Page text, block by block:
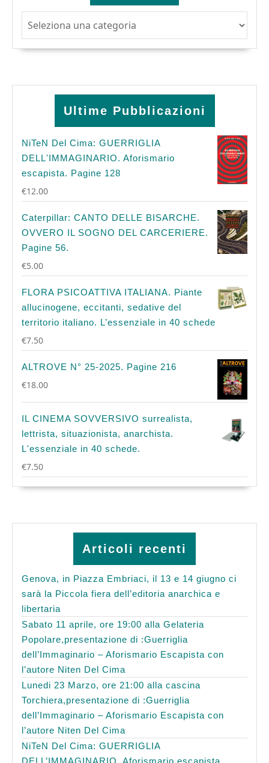
Ultime Pubblicazioni
NiTeN Del Cima: GUERRIGLIA
DELL'IMMAGINARIO. Aforismario
escapista. Pagine 128
€12.00
Caterpillar: CANTO DELLE BISARCHE.
OVVERO IL SOGNO DEL CARCERIERE.
Pagine 56.
€5.00
FLORA PSICOATTIVA ITALIANA. Piante
allucinogene, eccitanti, sedative del
territorio italiano. L’essenziale in 40 schede
€7.50
ALTROVE N° 25-2025. Pagine 216
€18.00
IL CINEMA SOVVERSIVO surrealista,
lettrista, situazionista, anarchista.
L'essenziale in 40 schede.
€7.50
Articoli recenti
Genova, in Piazza Embriaci, il 13 e 14 giugno ci
sarà la Piccola fiera dell’editoria anarchica e
libertaria
Sabato 11 aprile, ore 19:00 alla Gelateria
Popolare,presentazione di :Guerriglia
dell’Immaginario – Aforismario Escapista con
l’autore Niten Del Cima
Lunedi 23 Marzo, ore 21:00 alla cascina
Torchiera,presentazione di :Guerriglia
dell’Immaginario – Aforismario Escapista con
l’autore Niten Del Cima
NiTeN Del Cima: GUERRIGLIA